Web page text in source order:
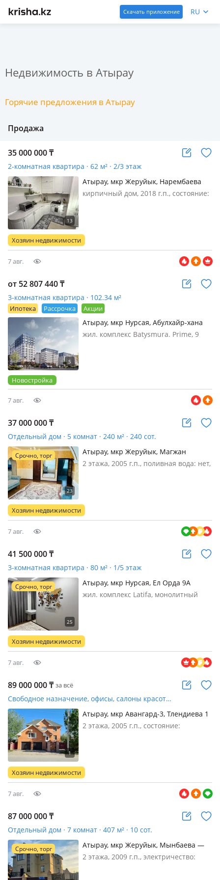
Скачать приложение RU
Недвижимость в Атырау
Горячие предложения в Атырау
Продажа
35 000 000₸
2-комнатная квартира · 62 м² · 2/3 этаж
Атырау, мкр Жеруйык, Нарембаева
17/2
кирпичный дом, 2018 г.п., состояние:
уютная и светлая 2-комнатная
квартира 67 кв. м. • Кварт…
Хозяин недвижимости
7 авг.
от 52 807 440₸
3-комнатная квартира · 102.34 м²
Ипотека Рассрочка Акции
Атырау, мкр Нурсая, Абулхайр-хана
69/1
жил. комплекс Batysmura. Prime, 9
снаружи и потрясающе удобны…
Новостройка
7 авг.
37 000 000₸
Отдельный дом · 5 комнат · 240 м² · 240 сот.
Срочно, торг
Атырау, мкр Жеруйык, Магжан
Жумабаева
2 этажа, 2005 г.п., поливная вода: нет,
уютный двухэтажный дом в мкр.
Жеруйык — одном из самых
Хозяин недвижимости
7 авг.
41 500 000₸
3-комнатная квартира · 80 м² · 1/5 этаж
Срочно, торг
Атырау, мкр Нурсая, Ел Орда 9А
жил. комплекс Latifa, монолитный
Дорогой ремонт, скрытые двери
высота 2.4, дорогой санузел,
Хозяин недвижимости
7 авг.
89 000 000₸ за всё
Свободное назначение, офисы, салоны красоты, медцентры и аптеки, образование · 433 м²
Атырау, мкр Авангард-3, Тлендиева 1
— Парк Победы, Каспиан клиник
2 этажа, 2005 г.п., состояние:
окнах, пожарная сигнализация, своя,
потолки 3м., Коттедж в два этаж…
Хозяин недвижимости
7 авг.
87 000 000₸
Отдельный дом · 7 комнат · 407 м² · 10 сот.
Срочно, торг
Атырау, мкр Жеруйык, Мынбаева —
Возле Жеты Казына
2 этажа, 2009 г.п., электричество: